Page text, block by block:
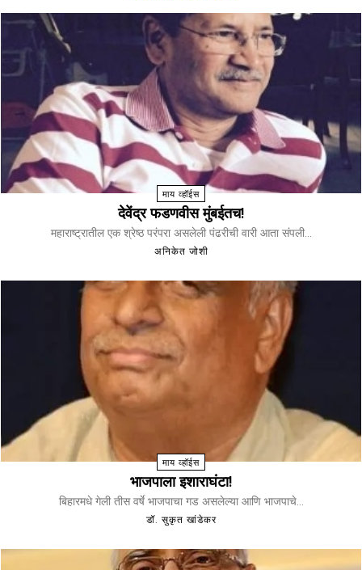
माय व्हॉईस
देवेंद्र फडणवीस मुंबईतच!
महाराष्ट्रातील एक श्रेष्ठ परंपरा असलेली पंढरीची वारी आता संपली...
अनिकेत जोशी
माय व्हॉईस
भाजपाला इशाराघंटा!
बिहारमधे गेली तीस वर्षे भाजपाचा गड असलेल्या आणि भाजपाचे...
डॉ. सुकृत खांडेकर